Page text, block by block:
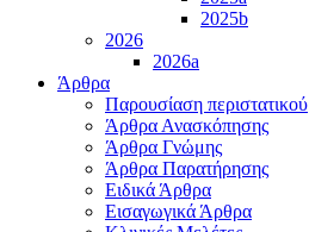
2025b
2026
2026a
Άρθρα
Παρουσίαση περιστατικού
Άρθρα Ανασκόπησης
Άρθρα Γνώμης
Άρθρα Παρατήρησης
Ειδικά Άρθρα
Εισαγωγικά Άρθρα